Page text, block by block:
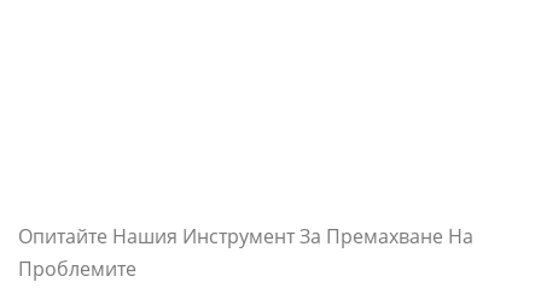
Опитайте Нашия Инструмент За Премахване На
Проблемите